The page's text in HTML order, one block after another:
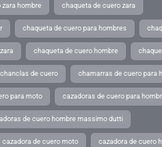
zara hombre chaqueta de cuero zara
chaqueta de cuero para hombres
chaqueta de cuero hombre
chanclas de cuero chamarras de cuero para
para moto cazadoras de cuero para
de cuero hombre massimo dutti
cazadora de cuero moto cazadora de cuero